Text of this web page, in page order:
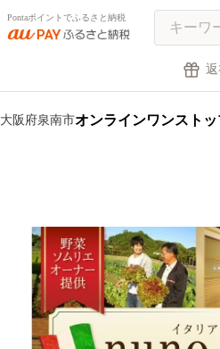
Pontaポイントでふるさと納税
大阪府泉南市オンラインワンスト